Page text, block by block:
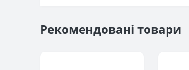
Рекомендовані товари